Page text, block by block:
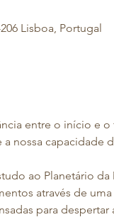
Lisboa, Portugal
entre o início e
nossa capacidade
ao Planetário da
através de
para